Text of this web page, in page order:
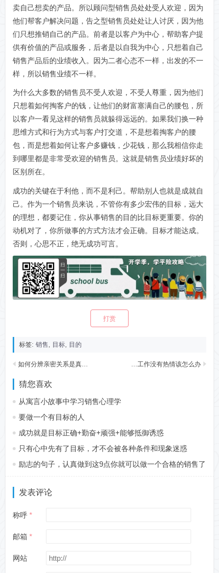
卖自己想卖的产品。所以顾问型销售员处处受人欢迎，因为
他们帮客户解决问题，告之型销售员处处让人讨厌，因为他
们只想推销自己的产品。前者是以客户为中心，帮助客户提
供有价值的产品或服务，后者是以自我为中心，只想着自己
销售产品后的业绩收入。因为二者心态不一样，出发的不一
样，所以销售业绩不一样。
为什么大多数的销售员不受人欢迎，不受人尊重，因为他们
只想着如何掏客户的钱，让他们的财富塞满自己的腰包，所
以客户一看见这样的销售员就躲得远远的。如果我们换一种
思维方式和行为方式与客户打交道，不是想着掏客户的腰
包，而是想着如何让客户多赚钱，少花钱，那么我相信你走
到哪里都是非常受欢迎的销售员。这就是销售员业绩好坏的
区别所在。
成功的关键在于利他，而不是利己。帮助别人也就是成就自
己。作为一个销售员来说，不管你有多少宏伟的目标，远大
的理想，都要记住，你从事销售的目的比目标更重要。你的
动机对了，你所做事的方式方法才会正确。目标才能达成。
否则，心思不正，绝无成功可言。
打赏
标签:销售, 目标, 目的
如何分辨亲密关系是真是假？ 对工作没有热情该怎么办？
猜您喜欢
从寓言小故事中学习销售心理学
要做一个有目标的人
成功就是目标正确+勤奋+顽强+能够抵御诱惑
只有心中先有了目标，才不会被各种条件和现象迷惑
励志的句子，认真做到这9点你就可以做一个合格的销售了
发表评论
称呼
邮箱
网站